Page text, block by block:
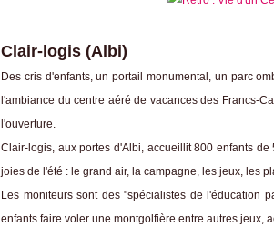
Clair-logis (Albi)
Des cris d'enfants, un portail monumental, un parc
l'ambiance du centre aéré de vacances des Francs-
l'ouverture.
Clair-logis, aux portes d'Albi, accueillit 800 enfants
joies de l'été : le grand air, la campagne, les jeux, les
Les moniteurs sont des "spécialistes de l'éducation
enfants faire voler une montgolfière entre autres jeux,